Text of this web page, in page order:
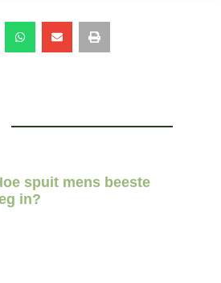
spuit mens beeste
in?